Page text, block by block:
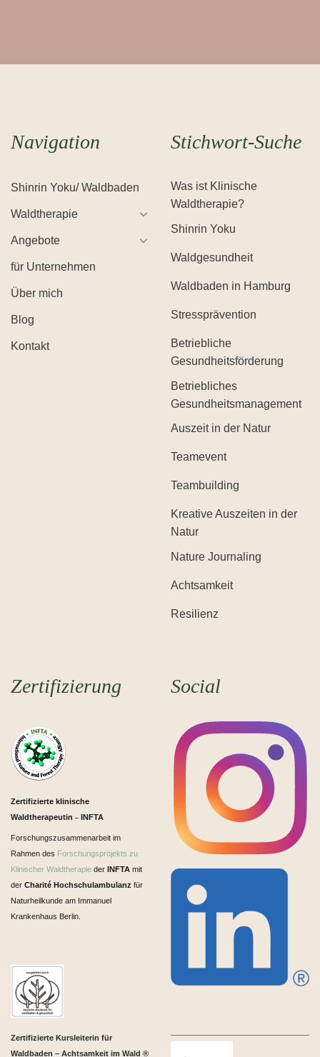
Navigation
Shinrin Yoku/ Waldbaden
Waldtherapie
Angebote
für Unternehmen
Über mich
Blog
Kontakt
Stichwort-Suche
Was ist Klinische
Waldtherapie?
Shinrin Yoku
Waldgesundheit
Waldbaden in Hamburg
Stressprävention
Betriebliche
Gesundheitsförderung
Betriebliches
Gesundheitsmanagement
Auszeit in der Natur
Teamevent
Teambuilding
Kreative Auszeiten in der
Natur
Nature Journaling
Achtsamkeit
Resilienz
Zertifizierung
Zertifizierte klinische
Waldtherapeutin – INFTA
Forschungszusammenarbeit im
Rahmen des Forschungsprojekts zu
Klinischer Waldtherapie der INFTA mit
der Charité Hochschulambulanz für
Naturheilkunde am Immanuel
Krankenhaus Berlin.
Zertifizierte Kursleiterin für
Waldbaden – Achtsamkeit im Wald ®
Social